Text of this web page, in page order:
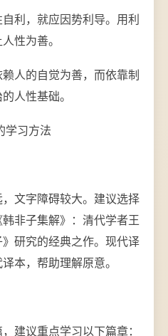
利，就应因势利导。用利
性为善。
人的自觉为善，而依靠制
人性基础。
学习方法
，文字障碍较大。建议选择
非子集解》：清代学者王
研究的经典之作。现代译
本，帮助理解原意。
建议重点学习以下篇章：